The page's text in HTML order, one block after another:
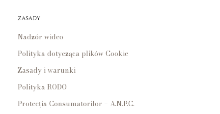
ZASADY
Nadzór wideo
Polityka dotycząca plików Cookie
Zasady i warunki
Polityka RODO
Protecția Consumatorilor – A.N.P.C.